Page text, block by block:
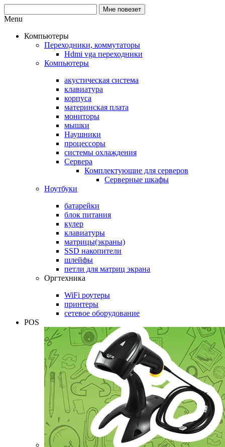
Menu
Компьютеры
Переходники, коммутаторы
Hdmi vga переходники
Компьютеры
акустическая система
клавиатура
корпуса
материнская плата
мониторы
мышки
Наушники
процессоры
системы охлаждения
Сервера
Комплектующие для серверов
Серверные шкафы
Ноутбуки
батарейки
блок питания
кулер
клавиатуры
матрицы(экраны)
SSD накопители
шлейфы
петли для матриц экрана
Оргтехника
WiFi роутеры
принтеры
сетевое оборудование
POS